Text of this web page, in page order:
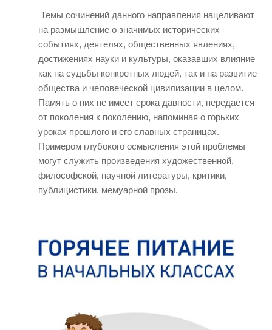
Темы сочинений данного направления нацеливают
на размышление о значимых исторических
событиях, деятелях, общественных явлениях,
достижениях науки и культуры, оказавших влияние
как на судьбы конкретных людей, так и на развитие
общества и человеческой цивилизации в целом.
Память о них не имеет срока давности, передается
от поколения к поколению, напоминая о горьких
уроках прошлого и его славных страницах.
Примером глубокого осмысления этой проблемы
могут служить произведения художественной,
философской, научной литературы, критики,
публицистики, мемуарной прозы.